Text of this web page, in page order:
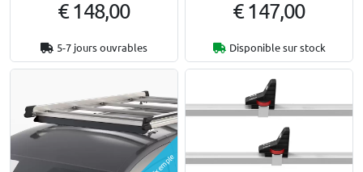
€ 148,00
5-7 jours ouvrables
€ 147,00
Disponible sur stock
Exemple